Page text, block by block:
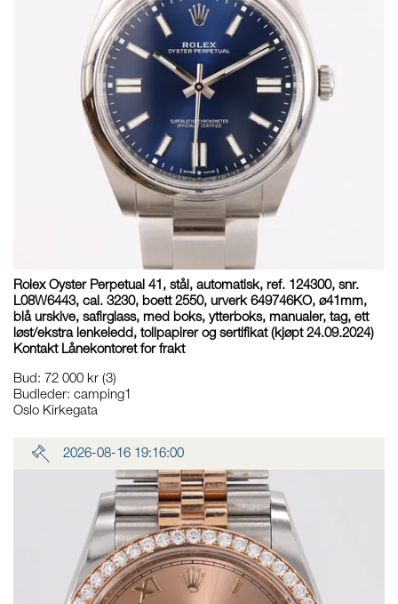
Rolex Oyster Perpetual 41, stål, automatisk, ref. 124300, snr.
L08W6443, cal. 3230, boett 2550, urverk 649746KO, ø41mm,
blå urskive, safirglass, med boks, ytterboks, manualer, tag, ett
løst/ekstra lenkeledd, tollpapirer og sertifikat (kjøpt 24.09.2024)
Kontakt Lånekontoret for frakt
Bud: 72 000 kr (3)
Budleder: camping1
Oslo Kirkegata
2026-08-16 19:16:00